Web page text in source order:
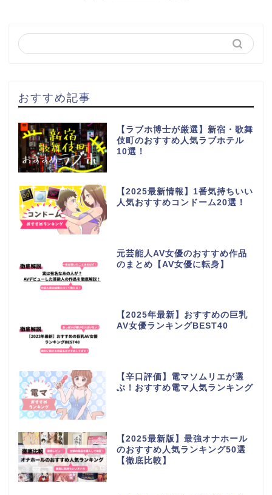
おすすめ記事
【ラブホ博士が厳選】新宿・歌舞
伎町のおすすめ人気ラブホテル
10選！
【2025最新情報】1番気持ちいい
人気おすすめコンドーム20選！
元芸能人AV女優のおすすめ作品
のまとめ【AV女優に転身】
【2025年最新】おすすめの巨乳
AV女優ランキングBEST40
【辛口評価】電マソムリエが選
ぶ！おすすめ電マ人気ランキング
【2025最新版】最強オナホール
のおすすめ人気ランキング50選
【徹底比較】